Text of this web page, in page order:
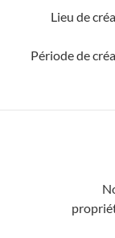
Lieu de
Période de